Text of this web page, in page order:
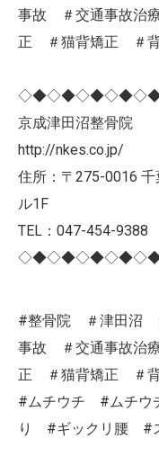
事故 ＃交通事故治
正 ＃猫背矯正 ＃
京成津田沼整骨院
http://nkes.co.jp/
住所：〒275-0016
ル1F
TEL：047-454-9388
#整骨院 ＃津田沼
事故 ＃交通事故治
正 ＃猫背矯正 ＃
#ムチウチ #ムチ
り #ギックリ腰 #